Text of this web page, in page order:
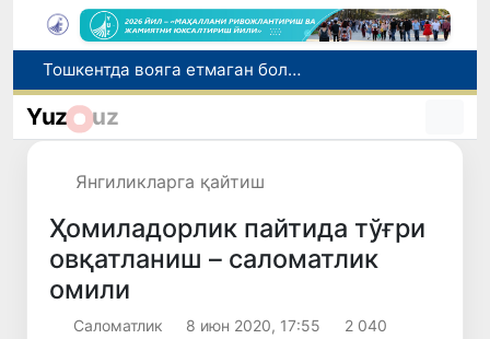
Ўзбекистонликлар соғлиқни сақлаш хизматларига ярим йилда 11 трлн сўмдан зиёд маблағ сарфлади
Нодавлат олийгоҳларга талабалар ўқишини кўчириш муддати 10 августга қадар узайтирилди
Yuz uz
Янгиликларга қайтиш
Ҳомиладорлик пайтида тўғри
овқатланиш – саломатлик
омили
Саломатлик 8 июн 2020, 17:55 2 040